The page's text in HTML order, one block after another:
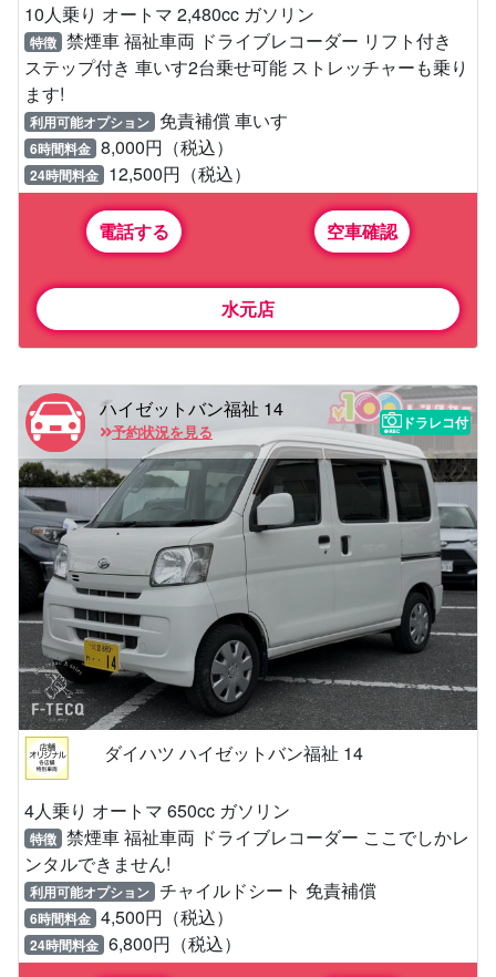
10人乗り オートマ 2,480cc ガソリン
特徴 禁煙車 福祉車両 ドライブレコーダー リフト付き
ステップ付き 車いす2台乗せ可能 ストレッチャーも乗り
ます!
利用可能オプション 免責補償 車いす
6時間料金 8,000円（税込）
24時間料金 12,500円（税込）
電話する 空車確認
水元店
ハイゼットバン福祉 14
予約状況を見る
ドラレコ付
ダイハツ ハイゼットバン福祉 14
4人乗り オートマ 650cc ガソリン
特徴 禁煙車 福祉車両 ドライブレコーダー ここでしかレ
ンタルできません!
利用可能オプション チャイルドシート 免責補償
6時間料金 4,500円（税込）
24時間料金 6,800円（税込）